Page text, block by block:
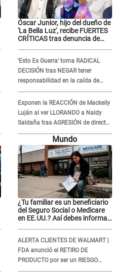
Óscar Junior, hijo del dueño de
'La Bella Luz', recibe FUERTES
CRÍTICAS tras denuncia de
'Esto Es Guerra' toma RADICAL
DECISIÓN tras NEGAR tener
responsabilidad en la caída de
Kevin Díaz desde 8 metros de
altura
Exponen la REACCIÓN de Mackeily
Luján al ver LLORANDO a Naldy
Saldaña tras AGRESIÓN de director
de 'La Bella Luz': Esto hizo
Mundo
¿Tu familiar es un beneficiario
del Seguro Social o Medicare
en EE.UU.? Así debes informar
ALERTA CLIENTES DE WALMART |
FDA anunció el RETIRO DE
PRODUCTO por ser un RIESGO
MORTAL para consumidores: ¿Cuál